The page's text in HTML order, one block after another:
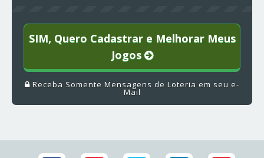
SIM, Quero Cadastrar e Melhorar Meus
Jogos
Receba Somente Mensagens de Loteria em seu e-
Mail